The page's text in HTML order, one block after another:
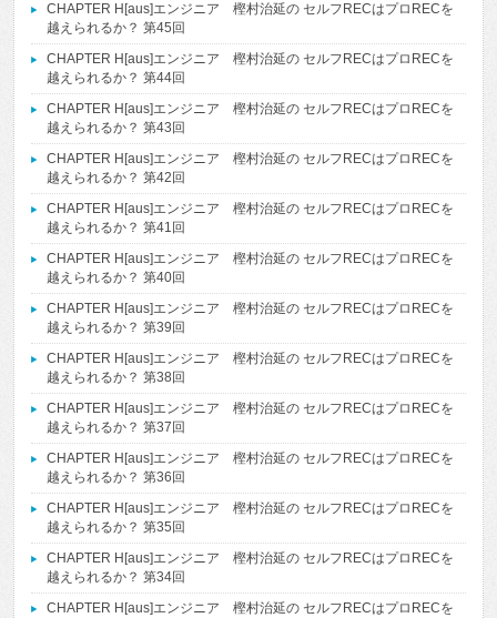
CHAPTER H[aus]エンジニア 樫村治延の セルフRECはプロRECを
越えられるか？ 第45回
CHAPTER H[aus]エンジニア 樫村治延の セルフRECはプロRECを
越えられるか？ 第44回
CHAPTER H[aus]エンジニア 樫村治延の セルフRECはプロRECを
越えられるか？ 第43回
CHAPTER H[aus]エンジニア 樫村治延の セルフRECはプロRECを
越えられるか？ 第42回
CHAPTER H[aus]エンジニア 樫村治延の セルフRECはプロRECを
越えられるか？ 第41回
CHAPTER H[aus]エンジニア 樫村治延の セルフRECはプロRECを
越えられるか？ 第40回
CHAPTER H[aus]エンジニア 樫村治延の セルフRECはプロRECを
越えられるか？ 第39回
CHAPTER H[aus]エンジニア 樫村治延の セルフRECはプロRECを
越えられるか？ 第38回
CHAPTER H[aus]エンジニア 樫村治延の セルフRECはプロRECを
越えられるか？ 第37回
CHAPTER H[aus]エンジニア 樫村治延の セルフRECはプロRECを
越えられるか？ 第36回
CHAPTER H[aus]エンジニア 樫村治延の セルフRECはプロRECを
越えられるか？ 第35回
CHAPTER H[aus]エンジニア 樫村治延の セルフRECはプロRECを
越えられるか？ 第34回
CHAPTER H[aus]エンジニア 樫村治延の セルフRECはプロRECを